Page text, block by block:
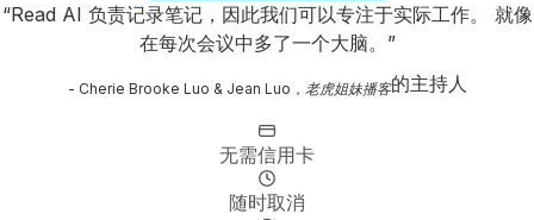
“Read AI 负责记录笔记，因此我们可以专注于实际工作。 就像
在每次会议中多了一个大脑。”
- Cherie Brooke Luo & Jean Luo， 老虎姐妹播客的主持人
无需信用卡
随时取消